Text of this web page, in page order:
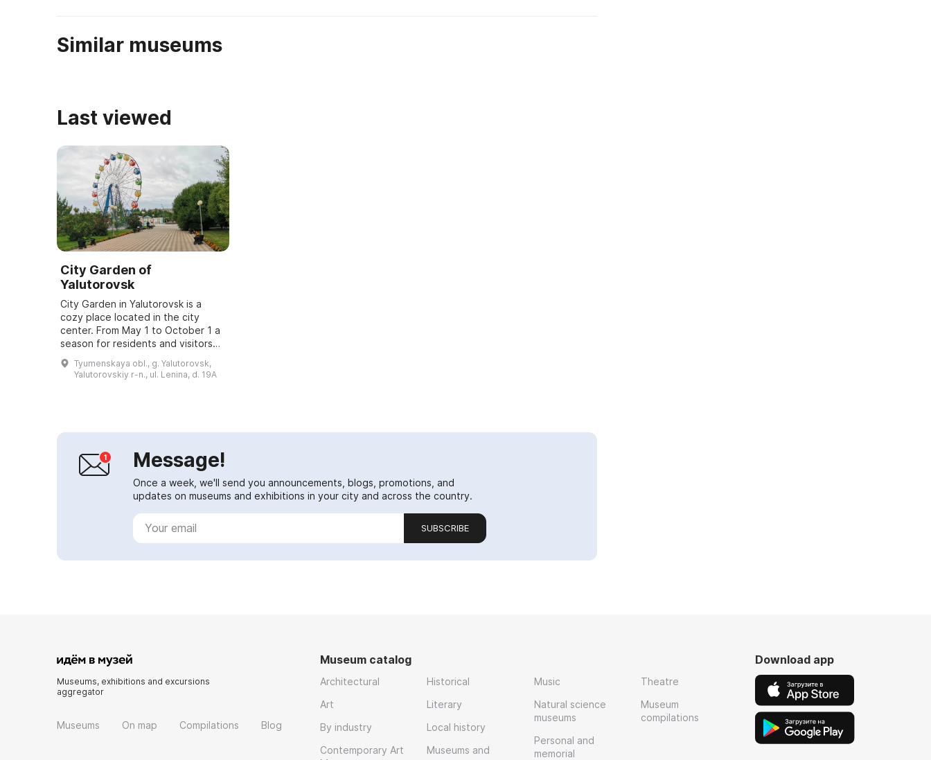
Similar museums
Last viewed
City Garden of
Yalutorovsk
City Garden in Yalutorovsk is a
cozy place located in the city
center. From May 1 to October 1 a
season for residents and visitors
takes place here, attracting
tourists. Concerts, celebrations,
Tyumenskaya obl., g. Yalutorovsk,
Yalutorovskiy r-n., ul. Lenina, d. 19A
Message!
Once a week, we'll send you announcements, blogs, promotions, and
updates on museums and exhibitions in your city and across the country.
SUBSCRIBE
Museums, exhibitions and excursions
aggregator
Museums On map Compilations Blog
Museum catalog
Architectural
Art
By industry
Contemporary Art
Historical
Literary
Local history
Museums and
Music
Natural science
museums
Personal and
memorial
Theatre
Museum
compilations
Download app